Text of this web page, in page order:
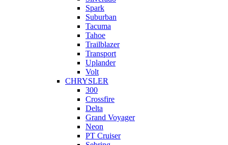
Spark
Suburban
Tacuma
Tahoe
Trailblazer
Transport
Uplander
Volt
CHRYSLER
300
Crossfire
Delta
Grand Voyager
Neon
PT Cruiser